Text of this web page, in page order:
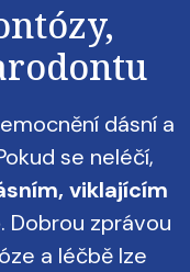
dásní a
se neléčí,
viklajícím
. Dobrou zprávou
a léčbě lze